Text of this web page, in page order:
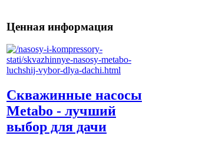
Ценная информация
Скважинные насосы
Metabo - лучший
выбор для дачи